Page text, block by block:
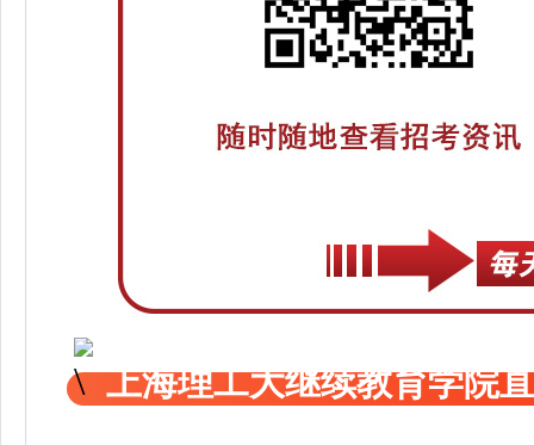
上海理工大继续教育学院